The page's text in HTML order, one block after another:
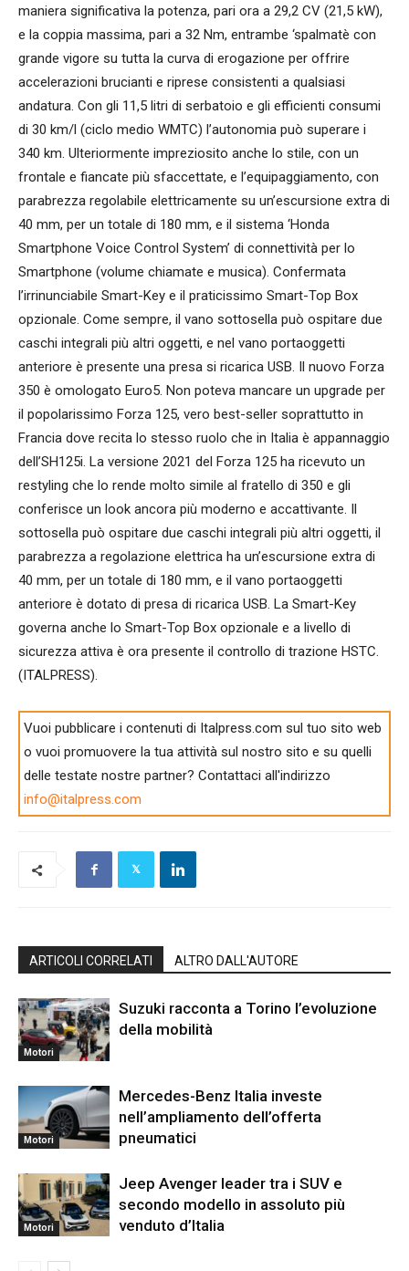
maniera significativa la potenza, pari ora a 29,2 CV (21,5 kW),
e la coppia massima, pari a 32 Nm, entrambe ‘spalmatè con
grande vigore su tutta la curva di erogazione per offrire
accelerazioni brucianti e riprese consistenti a qualsiasi
andatura. Con gli 11,5 litri di serbatoio e gli efficienti consumi
di 30 km/l (ciclo medio WMTC) l’autonomia può superare i
340 km. Ulteriormente impreziosito anche lo stile, con un
frontale e fiancate più sfaccettate, e l’equipaggiamento, con
parabrezza regolabile elettricamente su un’escursione extra di
40 mm, per un totale di 180 mm, e il sistema ‘Honda
Smartphone Voice Control System’ di connettività per lo
Smartphone (volume chiamate e musica). Confermata
l’irrinunciabile Smart-Key e il praticissimo Smart-Top Box
opzionale. Come sempre, il vano sottosella può ospitare due
caschi integrali più altri oggetti, e nel vano portaoggetti
anteriore è presente una presa si ricarica USB. Il nuovo Forza
350 è omologato Euro5. Non poteva mancare un upgrade per
il popolarissimo Forza 125, vero best-seller soprattutto in
Francia dove recita lo stesso ruolo che in Italia è appannaggio
dell’SH125i. La versione 2021 del Forza 125 ha ricevuto un
restyling che lo rende molto simile al fratello di 350 e gli
conferisce un look ancora più moderno e accattivante. Il
sottosella può ospitare due caschi integrali più altri oggetti, il
parabrezza a regolazione elettrica ha un’escursione extra di
40 mm, per un totale di 180 mm, e il vano portaoggetti
anteriore è dotato di presa di ricarica USB. La Smart-Key
governa anche lo Smart-Top Box opzionale e a livello di
sicurezza attiva è ora presente il controllo di trazione HSTC.
(ITALPRESS).
Vuoi pubblicare i contenuti di Italpress.com sul tuo sito web
o vuoi promuovere la tua attività sul nostro sito e su quelli
delle testate nostre partner? Contattaci all'indirizzo
info@italpress.com
ARTICOLI CORRELATI ALTRO DALL'AUTORE
Motori
Suzuki racconta a Torino l’evoluzione
della mobilità
Motori
Mercedes-Benz Italia investe
nell’ampliamento dell’offerta
pneumatici
Motori
Jeep Avenger leader tra i SUV e
secondo modello in assoluto più
venduto d’Italia